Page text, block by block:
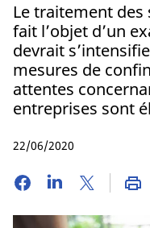
Le traitement des
fait l’objet d’un
devrait
mesures de
attentes
entreprises sont
22/06/2020